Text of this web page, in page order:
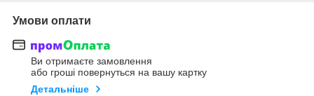
Умови оплати
Ви отримаєте замовлення
або гроші повернуться на вашу картку
Детальніше